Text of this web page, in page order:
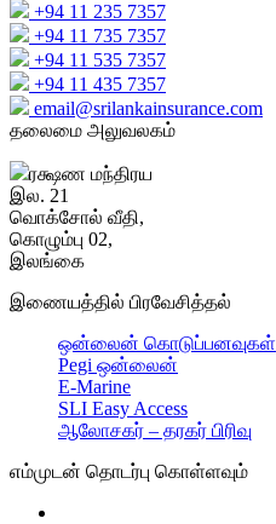
+94 11 235 7357
+94 11 735 7357
+94 11 535 7357
+94 11 435 7357
email@srilankainsurance.com
தலைமை அலுவலகம்
ரக்ஷண மந்திரய
இல. 21
வொக்சோல் வீதி,
கொழும்பு 02,
இலங்கை
இணையத்தில் பிரவேசித்தல்
ஒன்லைன் கொடுப்பனவுகள்
Pegi ஒன்லைன்
E-Marine
SLI Easy Access
ஆலோசகர் – தரகர் பிரிவு
எம்முடன் தொடர்பு கொள்ளவும்